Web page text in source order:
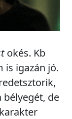
okés. Kb
is igazán jó.
bélyegét, de